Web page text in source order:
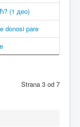
(1 део)
donosi pare
Strana 3 od 7